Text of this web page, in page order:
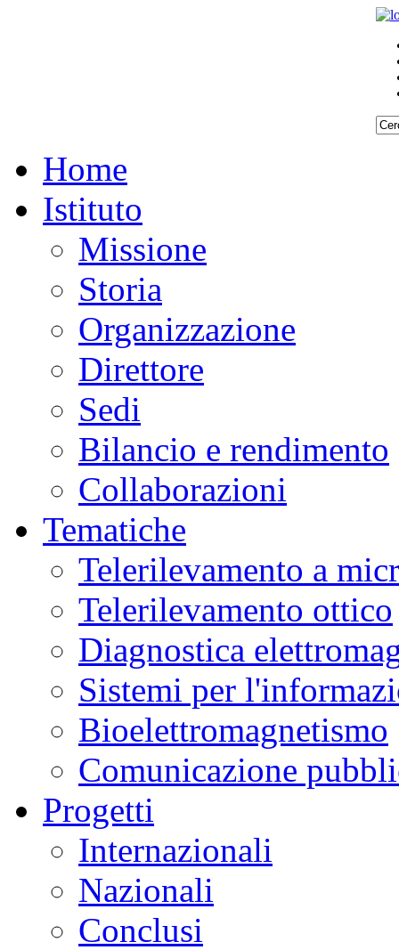
Home
Istituto
Missione
Storia
Organizzazione
Direttore
Sedi
Bilancio e rendimento
Collaborazioni
Tematiche
Telerilevamento a
Telerilevamento ottico
Diagnostica
Sistemi per
Bioelettromagnetismo
Comunicazione
Progetti
Internazionali
Nazionali
Conclusi